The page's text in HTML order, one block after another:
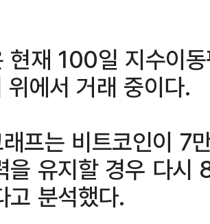
현재 100일 지수이
에서 거래 중이다.
래프는 비트코인이
을 유지할 경우 다시
고 분석했다.